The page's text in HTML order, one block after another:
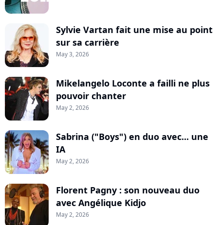
Sylvie Vartan fait une mise au point
sur sa carrière
May 3, 2026
Mikelangelo Loconte a failli ne plus
pouvoir chanter
May 2, 2026
Sabrina ("Boys") en duo avec... une
IA
May 2, 2026
Florent Pagny : son nouveau duo
avec Angélique Kidjo
May 2, 2026